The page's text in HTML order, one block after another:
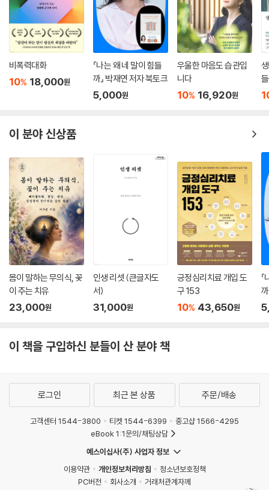
제프는 어떻게 ‘진짜 명상’을 발견하게 되었는가? 그는 세계적 명문인 케임
브리지대학에 입학해 가족에겐 엄청난 자부심을 느끼게 해주었다. 그러나
정작 자신은 만성적인 우울증과 외로움, 트라우마와의 오랜 싸움으로 정신
적, 영적 붕괴를 겪었다. 착한 아들로 위장해 정상적인 척 살아갔다는 것이
다. 이로 인해 자신의 정체성에 의문을 품고 죽음 직전에까지 이르렀다 살
아낸 경험이 있다.
‘지금 이곳’과 가능하면 멀리 떨어진 곳에, 온갖 과거와 미래에 살고 있었
다.” 하지만 “어떻게든 속으로는 살아있고 싶었다.”고 고백한다. 치유는 먼
저 자신을 깨부수는 것으로 시작됐다.
“살아야겠다고 외치기 시작하고, 무지했다는 사실을 인정하기 시작하고,
존재의 기쁨과 슬픔을 받아들이기 시작하고, 불완전한 인간이 만들어내는
엉망진창인 인생에 더 이상 고개를 돌리지 않기 시작하고, 어두움에도 빛
에도 그 어떤 것에도 “예스”라고 말하며 고개를 끄덕이기 시작한 것이다.
그 후 몇 주가 흐르고 몇 달이 지나는 동안, 나는 정신으로부터 빠져나와 가
슴으로 들어갔다. 나는 현재라는, 지금이라는 시간과 온전히 살을 맞대었
고, 세상 모든 것들과 내가 동떨어져 존재하지 않는다는 깊은 일체감(One
ness)을 느꼈다.”
이때부터 제프는 온갖 견디기 힘든 느낌들, 생각들, 욕구들로부터 숨을 쉬
재하는 ‘나’, 자신의 ‘진짜 정체(true identity)’를 찾아가기 시작했다.
연약한 인간성을 묵살하는 영성은 지지하지 않는다. 이것과 저것, 그때와
지금을 구분하는 이원론적 영성을 지지하지 않는다.
그가 자신의 경험으로부터 배우고 발견한 ‘진짜 명상’은 ‘있는 그대로(as
아들이는 법이다. 그래서 그의 명상은 두 발을 딛고 있는 ‘지금 이곳’에서
비폭력대화
10% 18,000원
『나는 왜 네 말이 힘들
까』 박재연 저자 북토크
5,000원
우울한 마음도 습관입
니다
10% 16,920원
이 분야 신상품
몸이 말하는 무의식, 꽃
이 주는 치유
23,000원
인생 리셋 (큰글자도
서)
31,000원
긍정심리치료 개입 도
구 153
10% 43,650원
이 책을 구입하신 분들이 산 분야 책
로그인 최근 본 상품 주문/배송
고객센터 1544-3800 티켓 1544-6399
중고샵 1566-4295
eBook 1:1문의/채팅상담
예스이십사(주) 사업자 정보
이용약관
개인정보처리방침
청소년보호정책
PC버전
회사소개
거래처관계자께